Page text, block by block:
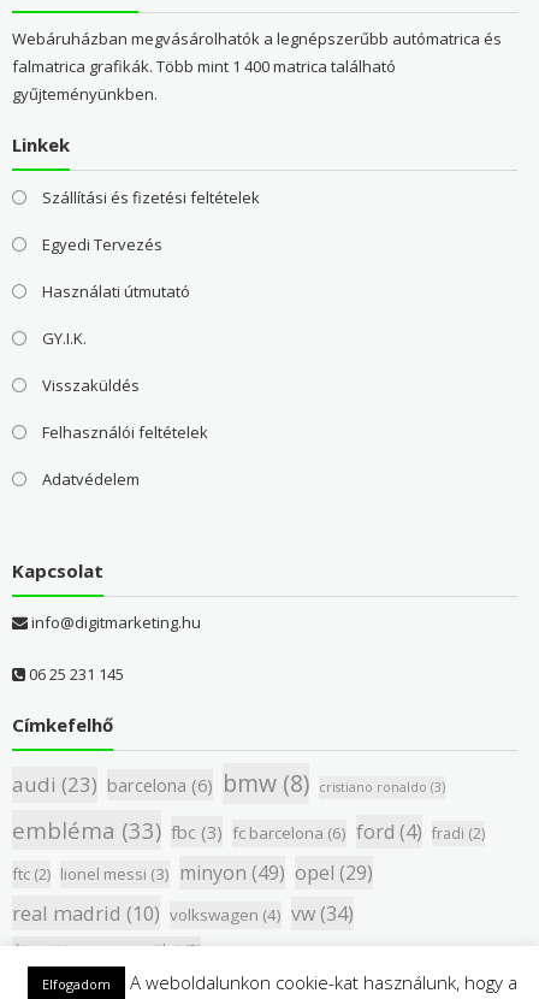
Webáruházban megvásárolhatók a legnépszerűbb autómatrica és
falmatrica grafikák. Több mint 1 400 matrica található
gyűjteményünkben.
Linkek
Szállítási és fizetési feltételek
Egyedi Tervezés
Használati útmutató
GY.I.K.
Visszaküldés
Felhasználói feltételek
Adatvédelem
Kapcsolat
info@digitmarketing.hu
06 25 231 145
Címkefelhő
audi (23) barcelona (6) bmw(8) cristiano ronaldo (3)
embléma (33) fbc (3) fc barcelona (6) ford (4) fradi (2)
ftc(2) lionel messi (3) minyon (49) opel (29)
real madrid (10) volkswagen (4) vw(34)
újpesti torna egyesület(2)
Elfogadom A weboldalunkon cookie-kat használunk, hogy a